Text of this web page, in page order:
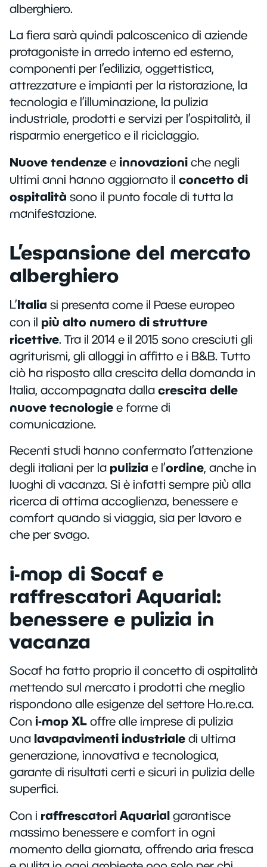
alberghiero.
La fiera sarà quindi palcoscenico di aziende
protagoniste in arredo interno ed esterno,
componenti per l’edilizia, oggettistica,
attrezzature e impianti per la ristorazione, la
tecnologia e l’illuminazione, la pulizia
industriale, prodotti e servizi per l’ospitalità, il
risparmio energetico e il riciclaggio.
Nuove tendenze e innovazioni che negli
ultimi anni hanno aggiornato il concetto di
ospitalità sono il punto focale di tutta la
manifestazione.
L’espansione del mercato
alberghiero
L’Italia si presenta come il Paese europeo
con il più alto numero di strutture
ricettive. Tra il 2014 e il 2015 sono cresciuti gli
agriturismi, gli alloggi in affitto e i B&B. Tutto
ciò ha risposto alla crescita della domanda in
Italia, accompagnata dalla crescita delle
nuove tecnologie e forme di
comunicazione.
Recenti studi hanno confermato l’attenzione
degli italiani per la pulizia e l’ordine, anche in
luoghi di vacanza. Si è infatti sempre più alla
ricerca di ottima accoglienza, benessere e
comfort quando si viaggia, sia per lavoro e
che per svago.
i-mop di Socaf e
raffrescatori Aquarial:
benessere e pulizia in
vacanza
Socaf ha fatto proprio il concetto di ospitalità
mettendo sul mercato i prodotti che meglio
rispondono alle esigenze del settore Ho.re.ca.
Con i-mop XL offre alle imprese di pulizia
una lavapavimenti industriale di ultima
generazione, innovativa e tecnologica,
garante di risultati certi e sicuri in pulizia delle
superfici.
Con i raffrescatori Aquarial garantisce
massimo benessere e comfort in ogni
momento della giornata, offrendo aria fresca